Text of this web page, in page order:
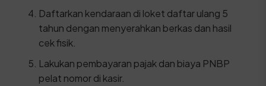
Daftarkan kendaraan di loket daftar ulang 5
tahun dengan menyerahkan berkas dan hasil
cek fisik.
Lakukan pembayaran pajak dan biaya PNBP
pelat nomor di kasir.